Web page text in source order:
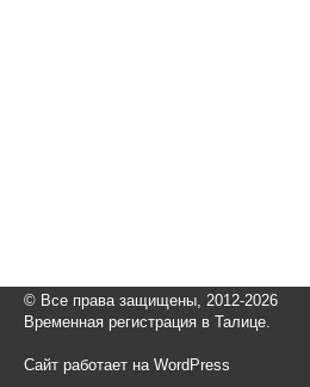
© Все права защищены, 2012-2026
Временная регистрация в Талице.
Сайт работает на WordPress